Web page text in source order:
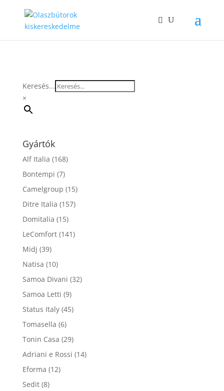
Keresés...
×
Gyártók
Alf Italia (168)
Bontempi (7)
Camelgroup (15)
Ditre Italia (157)
Domitalia (15)
LeComfort (141)
Midj (39)
Natisa (10)
Samoa Divani (32)
Samoa Letti (9)
Status Italy (45)
Tomasella (6)
Tonin Casa (29)
Adriani e Rossi (14)
Eforma (12)
Sedit (8)